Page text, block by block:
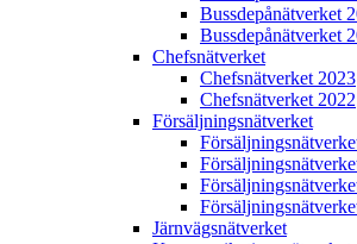
Bussdepå­nätverket
Bussdepå­nätverket
Chefs­nätverket
Chefs­nätverket 2023
Chefs­nätverket 2022
Försäljnings­nätverket
Järnvägs­nätverket